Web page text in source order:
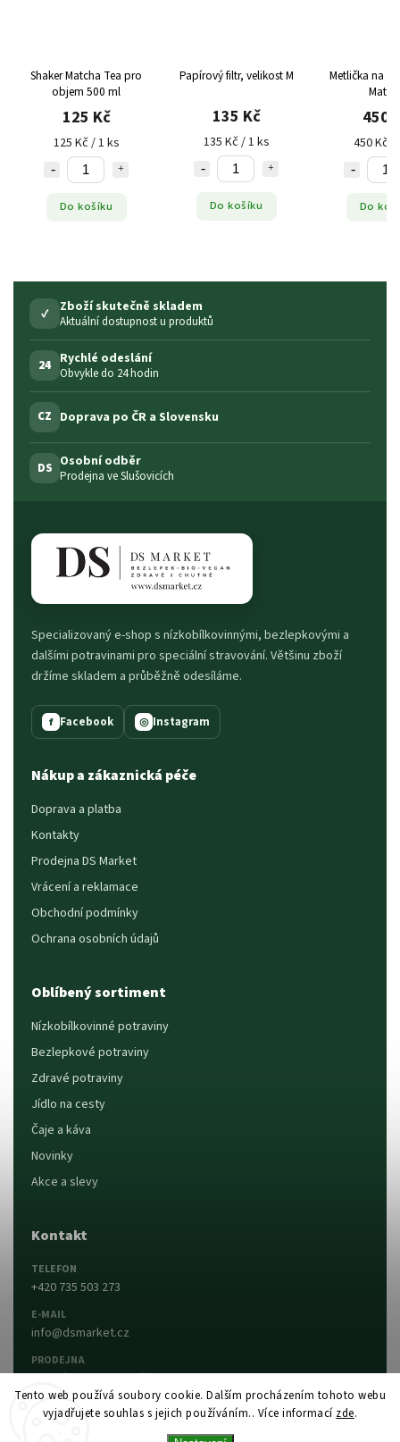
Tento web používá soubory cookie. Dalším procházením tohoto webu
vyjadřujete souhlas s jejich používáním.. Více informací zde.
Shaker Matcha Tea pro
objem 500 ml
125 Kč
125 Kč / 1 ks
Do košíku
Papírový filtr, velikost M
135 Kč
135 Kč / 1 ks
Do košíku
Metlička na
450
450 Kč /
Do
✓ Zboží skutečně skladem
Aktuální dostupnost u produktů
24 Rychlé odeslání
Obvykle do 24 hodin
CZ Doprava po ČR a Slovensku
DS Osobní odběr
Prodejna ve Slušovicích
Specializovaný e-shop s nízkobílkovinnými, bezlepkovými a
dalšími potravinami pro speciální stravování. Většinu zboží
držíme skladem a průběžně odesíláme.
f Facebook ◎ Instagram
Nákup a zákaznická péče
Doprava a platba
Kontakty
Prodejna DS Market
Vrácení a reklamace
Obchodní podmínky
Ochrana osobních údajů
Oblíbený sortiment
Nízkobílkovinné potraviny
Bezlepkové potraviny
Zdravé potraviny
Jídlo na cesty
Čaje a káva
Novinky
Akce a slevy
Kontakt
TELEFON
+420 735 503 273
E-MAIL
info@dsmarket.cz
PRODEJNA
Dlouhá 90, 763 15 Slušovice
Napsat nám Prodejna a otevírací doba